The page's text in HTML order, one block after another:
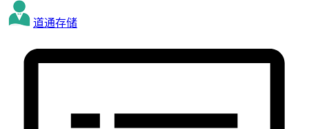
道通存储